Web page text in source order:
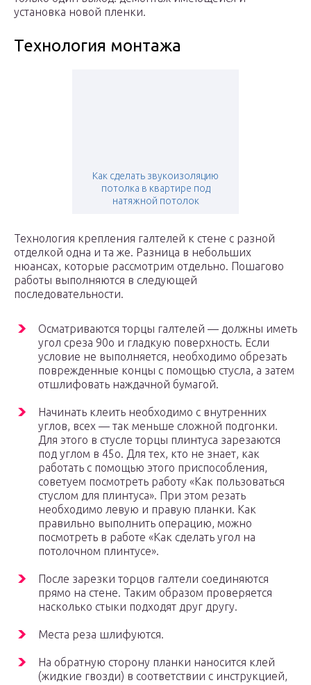
установка новой пленки.
Технология монтажа
Как сделать звукоизоляцию
потолка в квартире под
натяжной потолок
Технология крепления галтелей к стене с разной
отделкой одна и та же. Разница в небольших
нюансах, которые рассмотрим отдельно. Пошагово
работы выполняются в следующей
последовательности.
Осматриваются торцы галтелей — должны иметь
угол среза 90o и гладкую поверхность. Если
условие не выполняется, необходимо обрезать
поврежденные концы с помощью стусла, а затем
отшлифовать наждачной бумагой.
Начинать клеить необходимо с внутренних
углов, всех — так меньше сложной подгонки.
Для этого в стусле торцы плинтуса зарезаются
под углом в 45o. Для тех, кто не знает, как
работать с помощью этого приспособления,
советуем посмотреть работу «Как пользоваться
стуслом для плинтуса». При этом резать
необходимо левую и правую планки. Как
правильно выполнить операцию, можно
посмотреть в работе «Как сделать угол на
потолочном плинтусе».
После зарезки торцов галтели соединяются
прямо на стене. Таким образом проверяется
насколько стыки подходят друг другу.
Места реза шлифуются.
На обратную сторону планки наносится клей
(жидкие гвозди) в соответствии с инструкцией,